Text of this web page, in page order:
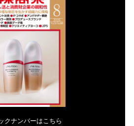
クナンバーはこちら